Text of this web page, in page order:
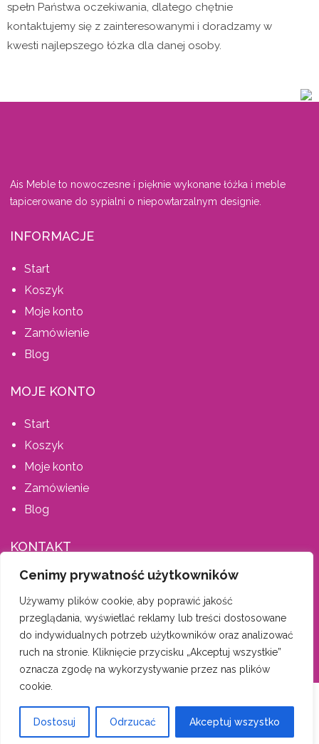
Cenimy prywatność użytkowników
Używamy plików cookie, aby poprawić jakość
przeglądania, wyświetlać reklamy lub treści dostosowane
do indywidualnych potrzeb użytkowników oraz analizować
ruch na stronie. Kliknięcie przycisku „Akceptuj wszystkie”
oznacza zgodę na wykorzystywanie przez nas plików
cookie.
Dostosuj Odrzucać Akceptuj wszystko
spełn Państwa oczekiwania, dlatego chętnie
kontaktujemy się z zainteresowanymi i doradzamy w
kwesti najlepszego łózka dla danej osoby.
Ais Meble to nowoczesne i pięknie wykonane łóżka i meble
tapicerowane do sypialni o niepowtarzalnym designie.
INFORMACJE
Start
Koszyk
Moje konto
Zamówienie
Blog
MOJE KONTO
Start
Koszyk
Moje konto
Zamówienie
Blog
KONTAKT
AIS MEBLE, ŚPIEWLA ANETA
Dąbrówka 202, 34-146 Stryszów
tel. 600 335 659
biuro-aismeble@wp.pl
AIS Meble| Wszelkie prawa zastrzeżone |Nota prawna, pliki
cookies
Regulamin| Wykonanie:Tomsky.pl